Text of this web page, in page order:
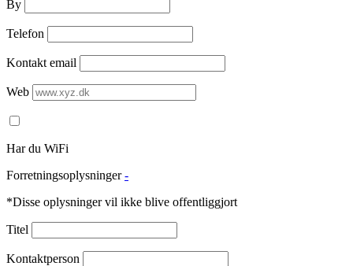
By
Telefon
Kontakt email
Web
Har du WiFi
Forretningsoplysninger -
*Disse oplysninger vil ikke blive offentliggjort
Titel
Kontaktperson